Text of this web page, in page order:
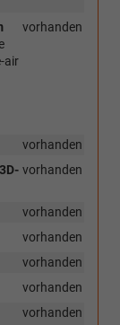
vorhanden
air
vorhanden
vorhanden
vorhanden
vorhanden
vorhanden
vorhanden
vorhanden